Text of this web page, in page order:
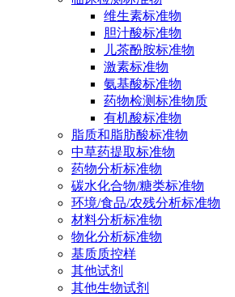
维生素标准物
胆汁酸标准物
儿茶酚胺标准物
激素标准物
氨基酸标准物
药物检测标准物质
有机酸标准物
脂质和脂肪酸标准物
中草药提取标准物
药物分析标准物
碳水化合物/糖类标准物
环境/食品/农残分析标准物
材料分析标准物
物化分析标准物
基质质控样
其他试剂
其他生物试剂